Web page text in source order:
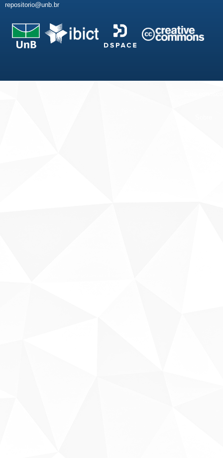
repositorio@unb.br